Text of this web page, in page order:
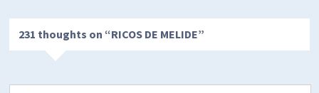
231 thoughts on “RICOS DE MELIDE”